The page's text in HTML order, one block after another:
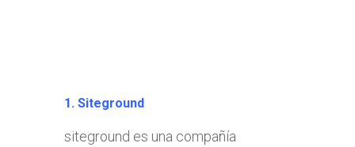
1. Siteground
siteground es una compañía